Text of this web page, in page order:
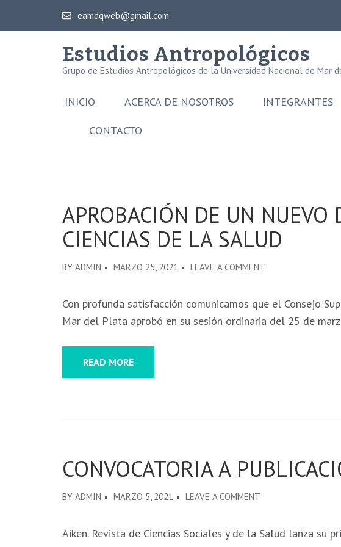
eamdqweb@gmail.com
Estudios Antropológicos
Grupo de Estudios Antropológicos de la Universidad Nacional de Mar
INICIO ACERCA DE NOSOTROS INTEGRANTES
CONTACTO
APROBACIÓN DE UN NUEVO
CIENCIAS DE LA SALUD
BY ADMIN MARZO 25, 2021 LEAVE A COMMENT
Con profunda satisfacción comunicamos que el Consejo
Mar del Plata aprobó en su sesión ordinaria del 25 de
READ MORE
CONVOCATORIA A
BY ADMIN MARZO 5, 2021 LEAVE A COMMENT
Aiken. Revista de Ciencias Sociales y de la Salud lanza su